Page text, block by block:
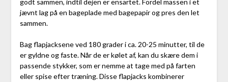
godt sammen, indtil dejen er ensartet. Fordel massen i et
jævnt lag på en bageplade med bagepapir og pres den let
sammen.
Bag flapjacksene ved 180 grader i ca. 20-25 minutter, til de
er gyldne og faste. Når de er kølet af, kan du skære dem i
passende stykker, som er nemme at tage med på farten
eller spise efter træning. Disse flapjacks kombinerer